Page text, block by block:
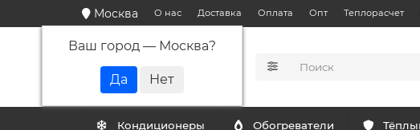
Москва
Ваш город — Москва?
О нас Доставка Оплата Опт Теплорасчет
Кондиционеры Обогреватели